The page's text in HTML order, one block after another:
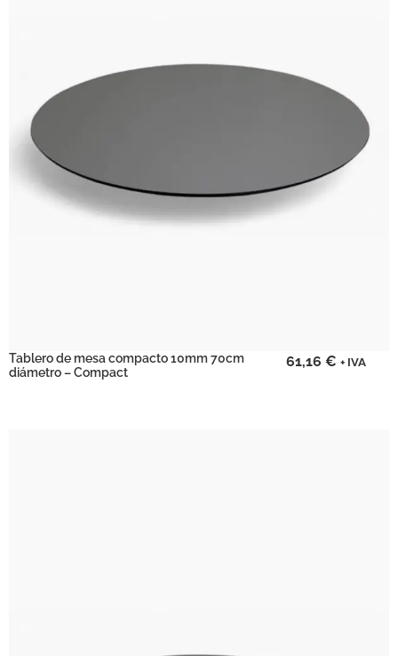
Tablero de mesa compacto 10mm 70cm
diámetro – Compact
61,16€ + IVA